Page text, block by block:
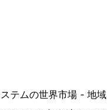
テムの世界市場 - 地